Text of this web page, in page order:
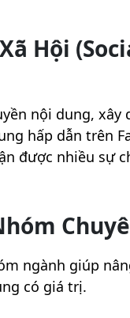
Hội
nội dung,
hấp dẫn trên
được nhiều sự
ngành giúp
có giá trị.